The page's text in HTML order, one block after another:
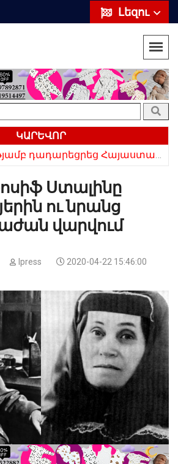
Լեզու
ԿԱՐԵՎՈՐ
Ստալինը
ու նրանց
վարվում
Ipress
2020-04-22 15:46:00